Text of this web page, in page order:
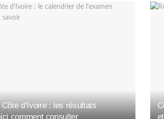
d’Ivoire : les résultats
comment consulter